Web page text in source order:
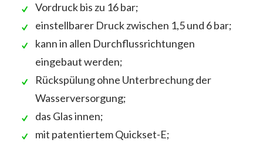
Vordruck bis zu 16 bar;
einstellbarer Druck zwischen 1,5 und 6 bar;
kann in allen Durchflussrichtungen
eingebaut werden;
Rückspülung ohne Unterbrechung der
Wasserversorgung;
das Glas innen;
mit patentiertem Quickset-E;